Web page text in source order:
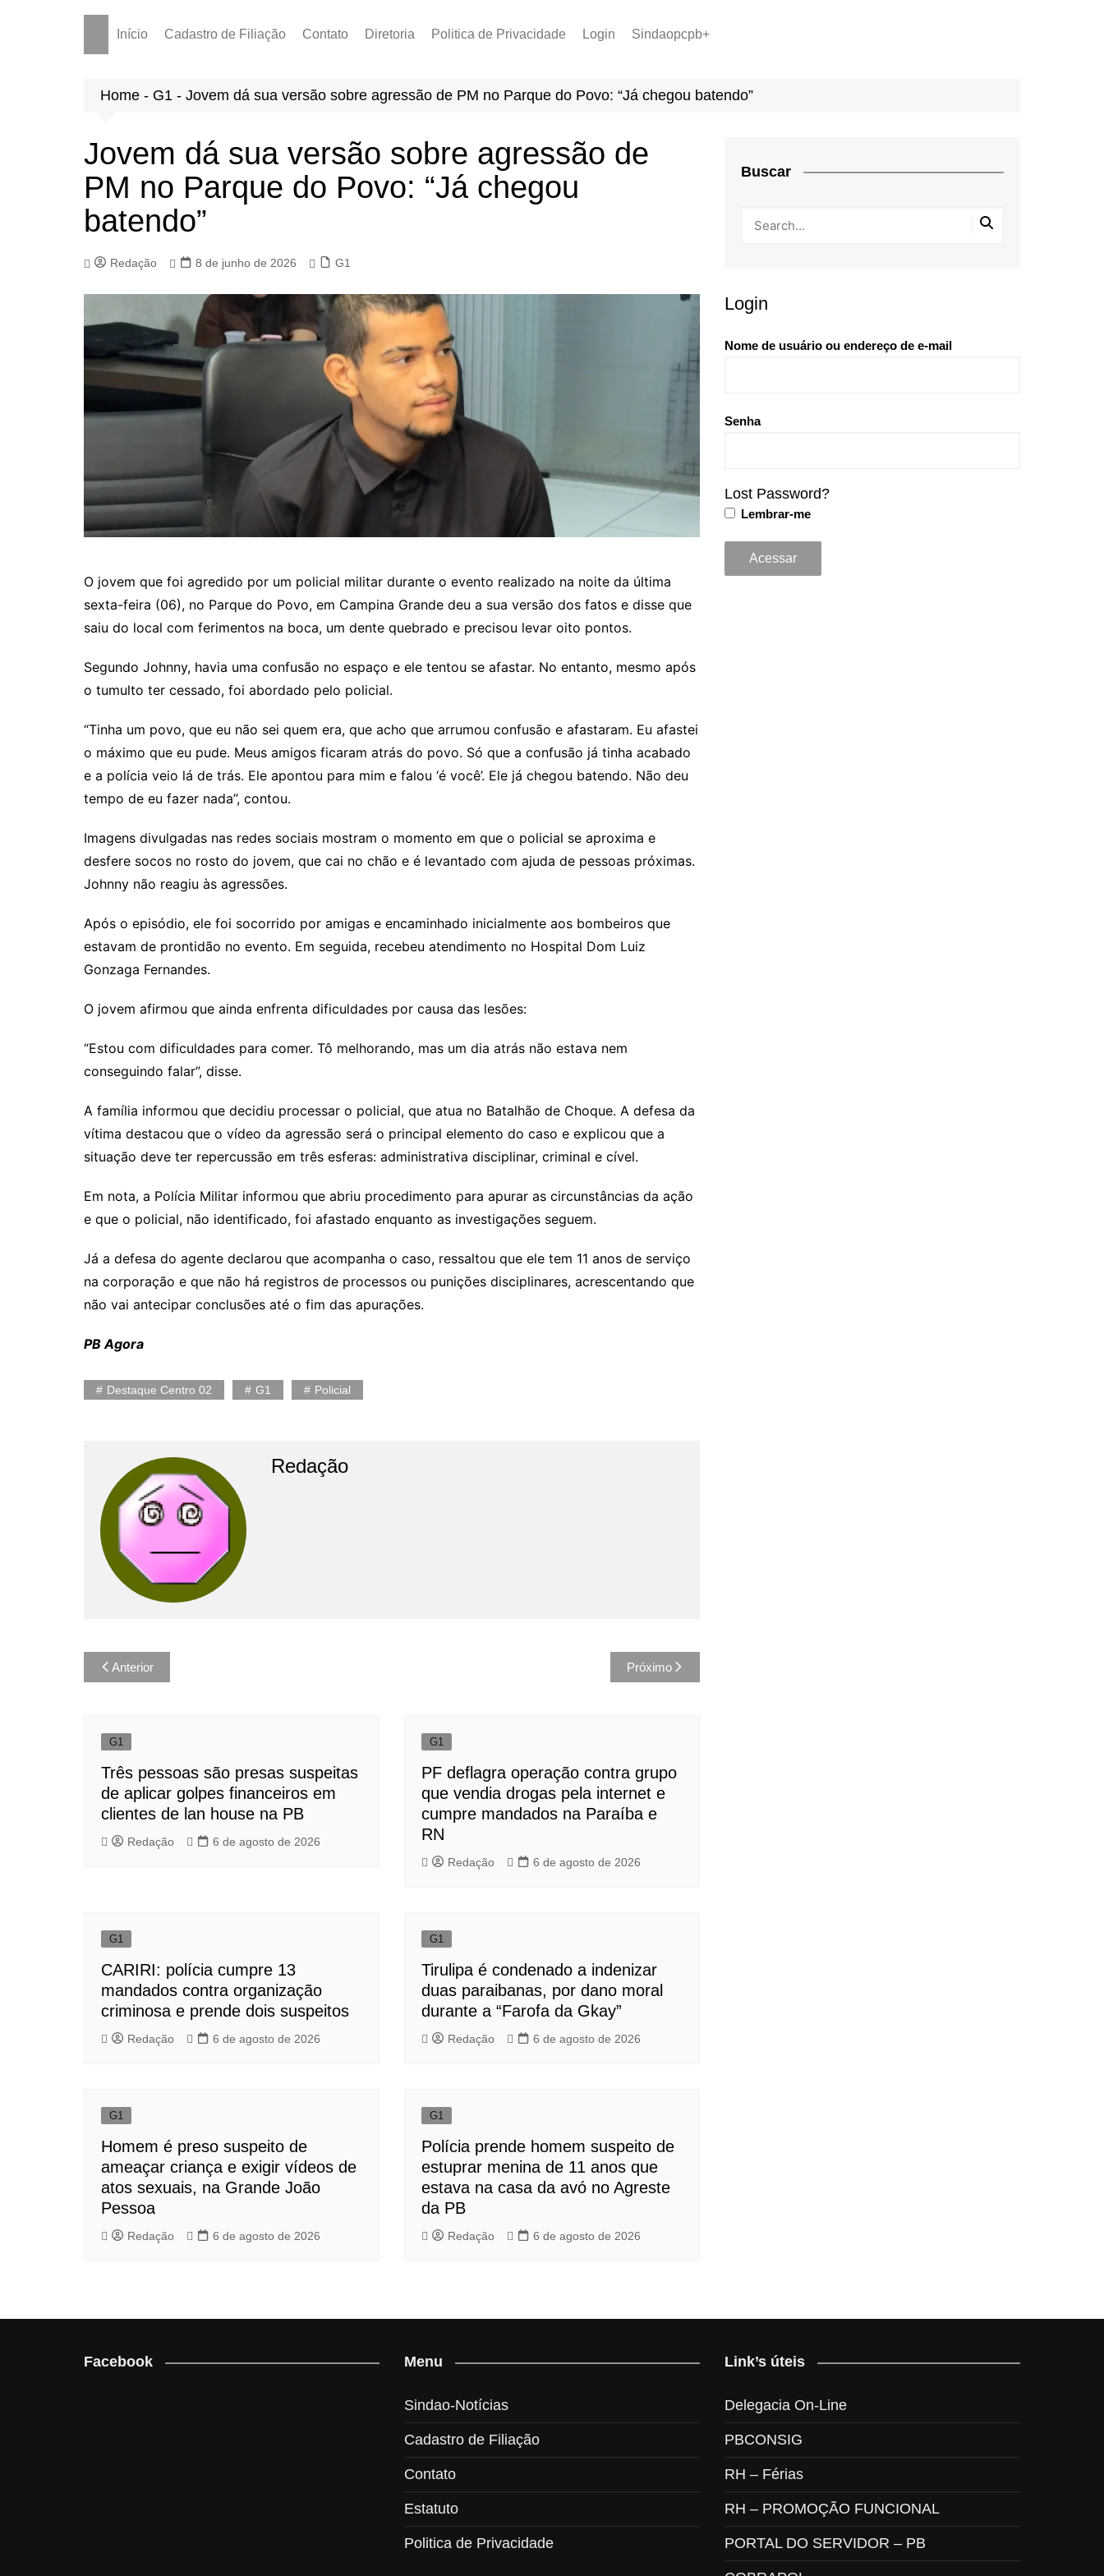
Início Cadastro de Filiação Contato Diretoria
PCCR 2022
Tabela de Venc. 2025
Politica de Privacidade Login Sindaopcpb+
Home - G1 - Jovem dá sua versão sobre agressão de PM no Parque do Povo: “Já chegou batendo”
Jovem dá sua versão sobre agressão de
PM no Parque do Povo: “Já chegou
batendo”
Redação 8 de junho de 2026 G1
O jovem que foi agredido por um policial militar durante o evento realizado na noite da última
sexta-feira (06), no Parque do Povo, em Campina Grande deu a sua versão dos fatos e disse que
saiu do local com ferimentos na boca, um dente quebrado e precisou levar oito pontos.
Segundo Johnny, havia uma confusão no espaço e ele tentou se afastar. No entanto, mesmo após
o tumulto ter cessado, foi abordado pelo policial.
“Tinha um povo, que eu não sei quem era, que acho que arrumou confusão e afastaram. Eu afastei
o máximo que eu pude. Meus amigos ficaram atrás do povo. Só que a confusão já tinha acabado
e a polícia veio lá de trás. Ele apontou para mim e falou ‘é você’. Ele já chegou batendo. Não deu
tempo de eu fazer nada”, contou.
Imagens divulgadas nas redes sociais mostram o momento em que o policial se aproxima e
desfere socos no rosto do jovem, que cai no chão e é levantado com ajuda de pessoas próximas.
Johnny não reagiu às agressões.
Após o episódio, ele foi socorrido por amigas e encaminhado inicialmente aos bombeiros que
estavam de prontidão no evento. Em seguida, recebeu atendimento no Hospital Dom Luiz
Gonzaga Fernandes.
O jovem afirmou que ainda enfrenta dificuldades por causa das lesões:
“Estou com dificuldades para comer. Tô melhorando, mas um dia atrás não estava nem
conseguindo falar”, disse.
A família informou que decidiu processar o policial, que atua no Batalhão de Choque. A defesa da
vítima destacou que o vídeo da agressão será o principal elemento do caso e explicou que a
situação deve ter repercussão em três esferas: administrativa disciplinar, criminal e cível.
Em nota, a Polícia Militar informou que abriu procedimento para apurar as circunstâncias da ação
e que o policial, não identificado, foi afastado enquanto as investigações seguem.
Já a defesa do agente declarou que acompanha o caso, ressaltou que ele tem 11 anos de serviço
na corporação e que não há registros de processos ou punições disciplinares, acrescentando que
não vai antecipar conclusões até o fim das apurações.
PB Agora
Destaque Centro 02 G1 Policial
Redação
Navegação
de
Anterior Próximo
G1
Três pessoas são presas suspeitas
de aplicar golpes financeiros em
clientes de lan house na PB
Redação 6 de agosto de 2026
G1
PF deflagra operação contra grupo
que vendia drogas pela internet e
cumpre mandados na Paraíba e
RN
Redação 6 de agosto de 2026
G1
CARIRI: polícia cumpre 13
mandados contra organização
criminosa e prende dois suspeitos
Redação 6 de agosto de 2026
G1
Tirulipa é condenado a indenizar
duas paraibanas, por dano moral
durante a “Farofa da Gkay”
Redação 6 de agosto de 2026
G1
Homem é preso suspeito de
ameaçar criança e exigir vídeos de
atos sexuais, na Grande João
Pessoa
Redação 6 de agosto de 2026
G1
Polícia prende homem suspeito de
estuprar menina de 11 anos que
estava na casa da avó no Agreste
da PB
Redação 6 de agosto de 2026
Buscar
Login
Nome de usuário ou endereço de e-mail
Senha
Lost Password?
Lembrar-me
Facebook Menu
Sindao-Notícias
Cadastro de Filiação
Contato
Estatuto
Politica de Privacidade
Link’s úteis
Delegacia On-Line
PBCONSIG
RH – Férias
RH – PROMOÇÃO FUNCIONAL
PORTAL DO SERVIDOR – PB